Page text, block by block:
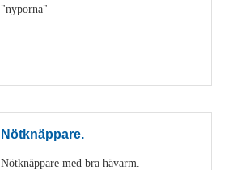
"nyporna"
Nötknäppare.
Nötknäppare med bra hävarm.